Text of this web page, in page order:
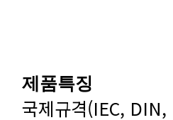
제품특징